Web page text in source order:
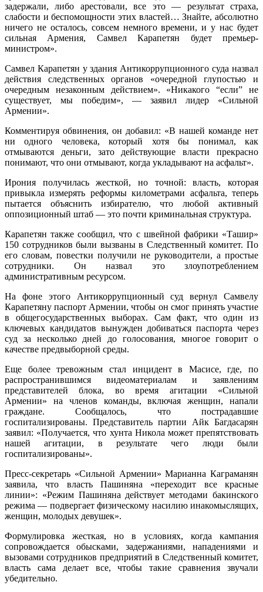
задержали, либо арестовали, все это — результат страха,
слабости и беспомощности этих властей… Знайте, абсолютно
ничего не осталось, совсем немного времени, и у нас будет
сильная Армения, Самвел Карапетян будет премьер-
министром».
Самвел Карапетян у здания Антикоррупционного суда назвал
действия следственных органов «очередной глупостью и
очередным незаконным действием». «Никакого “если” не
существует, мы победим», — заявил лидер «Сильной
Армении».
Комментируя обвинения, он добавил: «В нашей команде нет
ни одного человека, который хотя бы понимал, как
отмываются деньги, зато действующие власти прекрасно
понимают, что они отмывают, когда укладывают на асфальт».
Ирония получилась жесткой, но точной: власть, которая
привыкла измерять реформы километрами асфальта, теперь
пытается объяснить избирателю, что любой активный
оппозиционный штаб — это почти криминальная структура.
Карапетян также сообщил, что с швейной фабрики «Ташир»
150 сотрудников были вызваны в Следственный комитет. По
его словам, повестки получили не руководители, а простые
сотрудники. Он назвал это злоупотреблением
административным ресурсом.
На фоне этого Антикоррупционный суд вернул Самвелу
Карапетяну паспорт Армении, чтобы он смог принять участие
в общегосударственных выборах. Сам факт, что один из
ключевых кандидатов вынужден добиваться паспорта через
суд за несколько дней до голосования, многое говорит о
качестве предвыборной среды.
Еще более тревожным стал инцидент в Масисе, где, по
распространившимся видеоматериалам и заявлениям
представителей блока, во время агитации «Сильной
Армении» на членов команды, включая женщин, напали
граждане. Сообщалось, что пострадавшие
госпитализированы. Представитель партии Айк Багдасарян
заявил: «Получается, что хунта Никола может препятствовать
нашей агитации, в результате чего люди были
госпитализированы».
Пресс-секретарь «Сильной Армении» Марианна Каграманян
заявила, что власть Пашиняна «переходит все красные
линии»: «Режим Пашиняна действует методами бакинского
режима — подвергает физическому насилию инакомыслящих,
женщин, молодых девушек».
Формулировка жесткая, но в условиях, когда кампания
сопровождается обысками, задержаниями, нападениями и
вызовами сотрудников предприятий в Следственный комитет,
власть сама делает все, чтобы такие сравнения звучали
убедительно.